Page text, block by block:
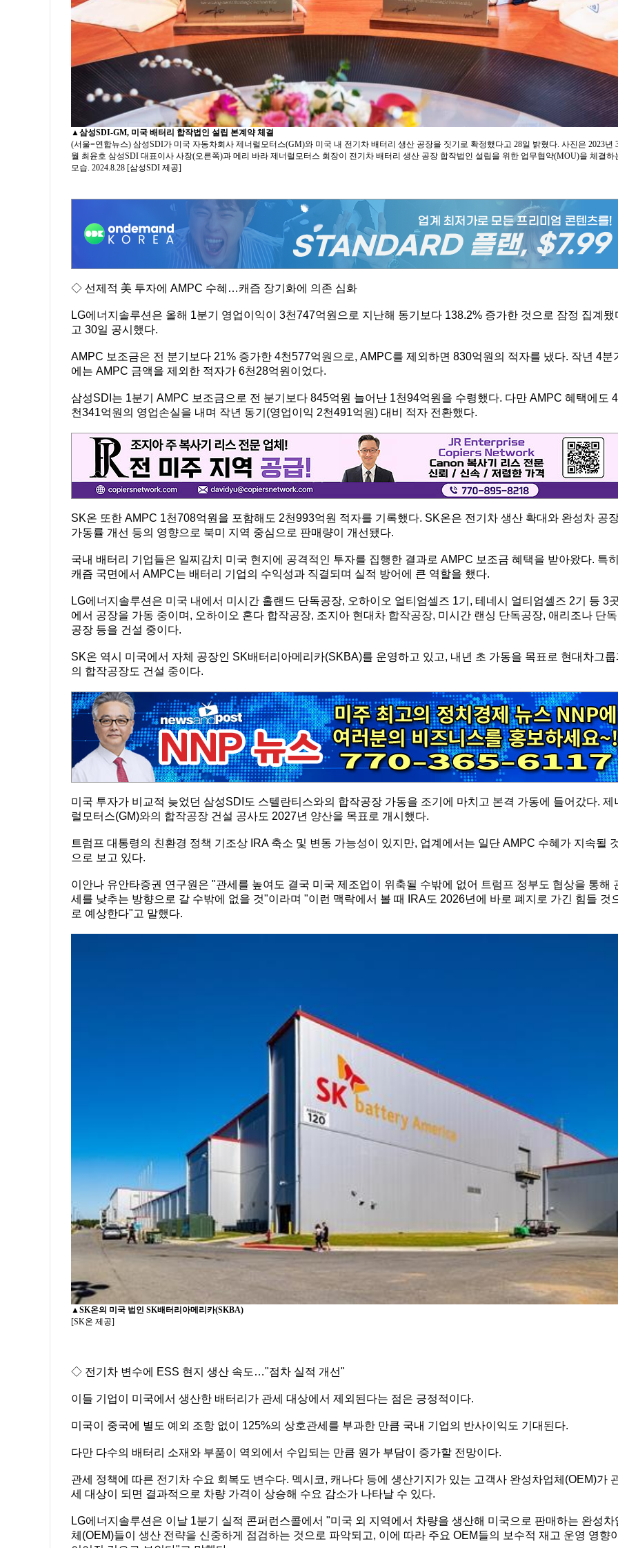
▲삼성SDI-GM, 미국 배터리 합작법인 설립 본계약 체결
(서울=연합뉴스) 삼성SDI가 미국 자동차회사 제너럴모터스(GM)와 미국 내 전기차 배터리 생산 공장을 짓기로 확정했다고 28일 밝혔다. 사진은 2023년
월 최윤호 삼성SDI 대표이사 사장(오른쪽)과 메리 바라 제너럴모터스 회장이 전기차 배터리 생산 공장 합작법인 설립을 위한 업무협약(MOU)을 체결하
모습. 2024.8.28 [삼성SDI 제공]
◇ 선제적 美 투자에 AMPC 수혜…캐즘 장기화에 의존 심화
LG에너지솔루션은 올해 1분기 영업이익이 3천747억원으로 지난해 동기보다 138.2% 증가한 것으로 잠정 집계됐
고 30일 공시했다.
AMPC 보조금은 전 분기보다 21% 증가한 4천577억원으로, AMPC를 제외하면 830억원의 적자를 냈다. 작년 4분
에는 AMPC 금액을 제외한 적자가 6천28억원이었다.
삼성SDI는 1분기 AMPC 보조금으로 전 분기보다 845억원 늘어난 1천94억원을 수령했다. 다만 AMPC 혜택에도 4
천341억원의 영업손실을 내며 작년 동기(영업이익 2천491억원) 대비 적자 전환했다.
SK온 또한 AMPC 1천708억원을 포함해도 2천993억원 적자를 기록했다. SK온은 전기차 생산 확대와 완성차 공
가동률 개선 등의 영향으로 북미 지역 중심으로 판매량이 개선됐다.
국내 배터리 기업들은 일찌감치 미국 현지에 공격적인 투자를 집행한 결과로 AMPC 보조금 혜택을 받아왔다. 특
캐즘 국면에서 AMPC는 배터리 기업의 수익성과 직결되며 실적 방어에 큰 역할을 했다.
LG에너지솔루션은 미국 내에서 미시간 홀랜드 단독공장, 오하이오 얼티엄셀즈 1기, 테네시 얼티엄셀즈 2기 등 3
에서 공장을 가동 중이며, 오하이오 혼다 합작공장, 조지아 현대차 합작공장, 미시간 랜싱 단독공장, 애리조나 단독
공장 등을 건설 중이다.
SK온 역시 미국에서 자체 공장인 SK배터리아메리카(SKBA)를 운영하고 있고, 내년 초 가동을 목표로 현대차그룹
의 합작공장도 건설 중이다.
미국 투자가 비교적 늦었던 삼성SDI도 스텔란티스와의 합작공장 가동을 조기에 마치고 본격 가동에 들어갔다. 제
럴모터스(GM)와의 합작공장 건설 공사도 2027년 양산을 목표로 개시했다.
트럼프 대통령의 친환경 정책 기조상 IRA 축소 및 변동 가능성이 있지만, 업계에서는 일단 AMPC 수혜가 지속될
으로 보고 있다.
이안나 유안타증권 연구원은 "관세를 높여도 결국 미국 제조업이 위축될 수밖에 없어 트럼프 정부도 협상을 통해
세를 낮추는 방향으로 갈 수밖에 없을 것"이라며 "이런 맥락에서 볼 때 IRA도 2026년에 바로 폐지로 가긴 힘들 것
로 예상한다"고 말했다.
▲SK온의 미국 법인 SK배터리아메리카(SKBA)
[SK온 제공]
◇ 전기차 변수에 ESS 현지 생산 속도…"점차 실적 개선"
이들 기업이 미국에서 생산한 배터리가 관세 대상에서 제외된다는 점은 긍정적이다.
미국이 중국에 별도 예외 조항 없이 125%의 상호관세를 부과한 만큼 국내 기업의 반사이익도 기대된다.
다만 다수의 배터리 소재와 부품이 역외에서 수입되는 만큼 원가 부담이 증가할 전망이다.
관세 정책에 따른 전기차 수요 회복도 변수다. 멕시코, 캐나다 등에 생산기지가 있는 고객사 완성차업체(OEM)가
세 대상이 되면 결과적으로 차량 가격이 상승해 수요 감소가 나타날 수 있다.
LG에너지솔루션은 이날 1분기 실적 콘퍼런스콜에서 "미국 외 지역에서 차량을 생산해 미국으로 판매하는 완성차
체(OEM)들이 생산 전략을 신중하게 점검하는 것으로 파악되고, 이에 따라 주요 OEM들의 보수적 재고 운영 영향